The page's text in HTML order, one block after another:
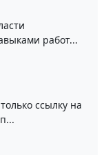
работ...
ссылку на